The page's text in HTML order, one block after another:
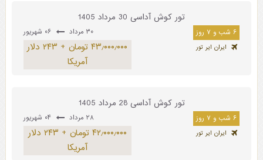
تور کوش آداسی 30 مرداد 1405
۶ شب و ۷ روز ۳۰ مرداد ۰۶ شهریور
ایران ایر تور
۴۳٫۰۰۰٫۰۰۰ تومان + ۲۴۳ دلار
آمریکا
تور کوش آداسی 28 مرداد 1405
۶ شب و ۷ روز ۲۸ مرداد
ایران ایر تور
۴۲٫۰۰۰٫۰۰۰ تومان + ۲۴۳ دلار
آمریکا